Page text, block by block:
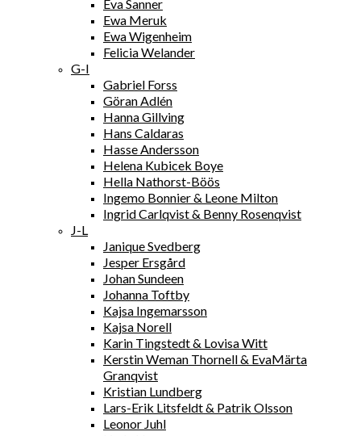
Eva Sanner
Ewa Meruk
Ewa Wigenheim
Felicia Welander
G-I
Gabriel Forss
Göran Adlén
Hanna Gillving
Hans Caldaras
Hasse Andersson
Helena Kubicek Boye
Hella Nathorst-Böös
Ingemo Bonnier & Leone Milton
Ingrid Carlqvist & Benny Rosenqvist
J-L
Janique Svedberg
Jesper Ersgård
Johan Sundeen
Johanna Toftby
Kajsa Ingemarsson
Kajsa Norell
Karin Tingstedt & Lovisa Witt
Kerstin Weman Thornell & EvaMärta
Granqvist
Kristian Lundberg
Lars-Erik Litsfeldt & Patrik Olsson
Leonor Juhl